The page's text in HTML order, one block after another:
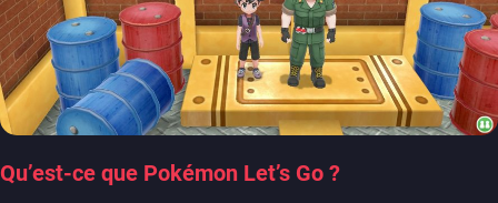
Qu’est-ce que Pokémon Let’s Go ?